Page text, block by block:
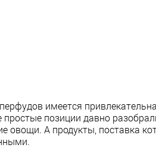
имеется
позиции давно
овощи. А продукты, поставка